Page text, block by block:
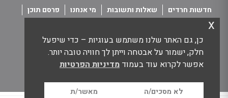
כן, גם האתר שלנו משתמש בעוגיות – כדי שיפעל
חלק, ישמור על אבטחה וייתן לך חוויה טובה יותר.
אפשר לקרוא עוד בעמוד מדיניות הפרטיות
לא מסכים/ה מאשר/ת
x
חדשות חרדים שאלות ותשובות מי אנחנו
פרסם תוכן
כל הזכויות שמורות חבורה - חדשות מאנשים